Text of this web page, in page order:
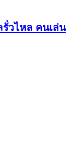
วไหล คนเล่น